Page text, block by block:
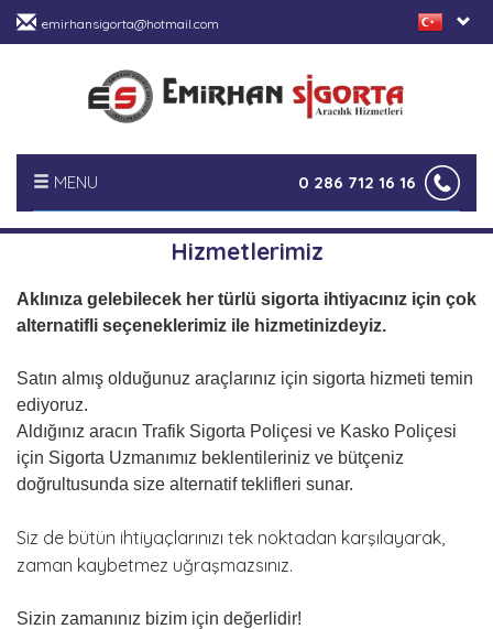
emirhansigorta@hotmail.com
MENU 0 286 712 16 16
ANASAYFA
HAKKIMIZDA
HABERLER
FOTO GALERİ
Hizmetlerimiz
Aklınıza gelebilecek her türlü sigorta ihtiyacınız için çok
alternatifli seçeneklerimiz ile hizmetinizdeyiz.
Satın almış olduğunuz araçlarınız için sigorta hizmeti temin
ediyoruz.
Aldığınız aracın Trafik Sigorta Poliçesi ve Kasko Poliçesi
için Sigorta Uzmanımız beklentileriniz ve bütçeniz
doğrultusunda size alternatif teklifleri sunar.
Siz de bütün ihtiyaçlarınızı tek noktadan karşılayarak,
zaman kaybetmez uğraşmazsınız.
Sizin zamanınız bizim için değerlidir!